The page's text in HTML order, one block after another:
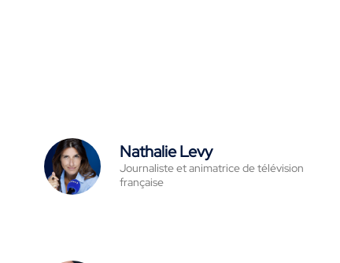
Nathalie Levy
Journaliste et animatrice de télévision
française